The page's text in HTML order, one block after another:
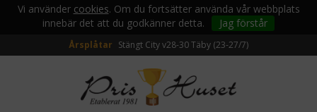
Vi använder cookies. Om du fortsätter använda vår webbplats
innebär det att du godkänner detta.
Jag förstår
Årsplåtar Stängt City v28-30Täby (23-27/7)